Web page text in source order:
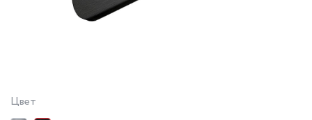
Цвет